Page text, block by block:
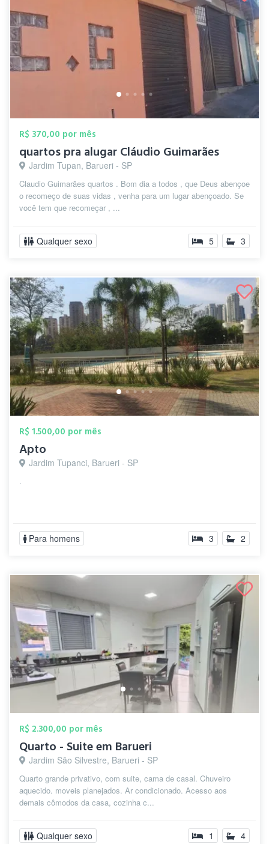
R$ 370,00 por mês
quartos pra alugar Cláudio Guimarães
Jardim Tupan, Barueri - SP
Claudio Guimarães quartos . Bom dia a todos , que Deus abençoe
o recomeço de suas vidas , venha para um lugar abençoado. Se
você tem que recomeçar , ...
Qualquer sexo 5 3
R$ 1.500,00 por mês
Apto
Jardim Tupanci, Barueri - SP
.
Para homens 3 2
R$ 2.300,00 por mês
Quarto - Suite em Barueri
Jardim São Silvestre, Barueri - SP
Quarto grande privativo, com suite, cama de casal. Chuveiro
aquecido. moveis planejados. Ar condicionado. Acesso aos
demais cômodos da casa, cozinha c...
Qualquer sexo 1 4